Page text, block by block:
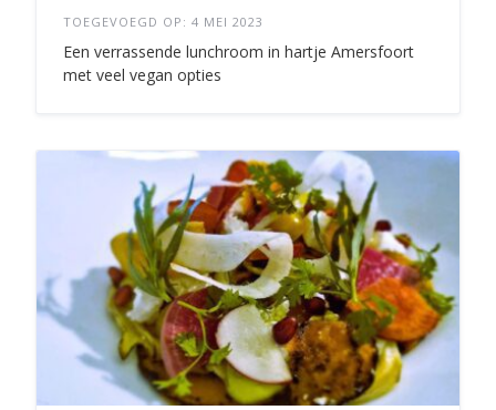
TOEGEVOEGD OP: 4 MEI 2023
Een verrassende lunchroom in hartje Amersfoort
met veel vegan opties